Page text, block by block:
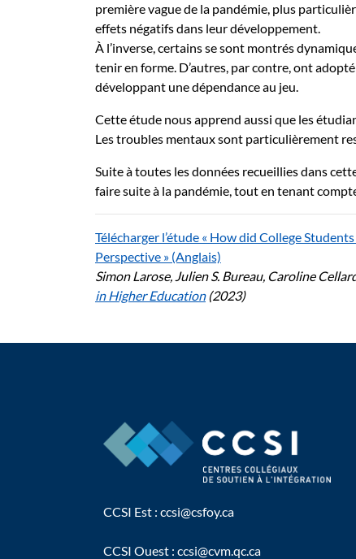
première vague de la pandémie, plus
effets négatifs dans leur développement.
À l’inverse, certains se sont montrés
tenir en forme. D’autres, par contre, ont
développant une dépendance au jeu.
Cette étude nous apprend aussi que les
Les troubles mentaux sont particulièrement
Suite à toutes les données recueillies dans
faire suite à la pandémie, tout en tenant
Télécharger l’étude « How did College
Perspective » (Anglais)
Simon Larose, Julien S. Bureau, Caroline
in Higher Education(2023)
CCSI Est : ccsi@csfoy.ca
CCSI Ouest : ccsi@cvm.qc.ca